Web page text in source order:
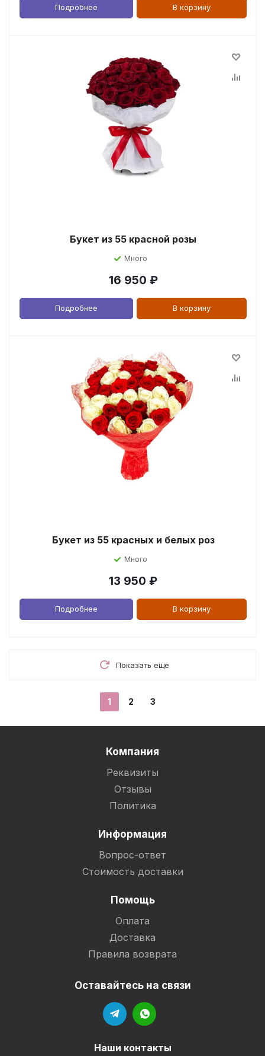
Подробнее В корзину
Букет из 55 красной розы
Много
16 950 ₽
Подробнее В корзину
Букет из 55 красных и белых роз
Много
13 950 ₽
Подробнее В корзину
Показать еще
1 2 3
Компания
Реквизиты
Отзывы
Политика
Информация
Вопрос-ответ
Стоимость доставки
Помощь
Оплата
Доставка
Правила возврата
Оставайтесь на связи
Наши контакты